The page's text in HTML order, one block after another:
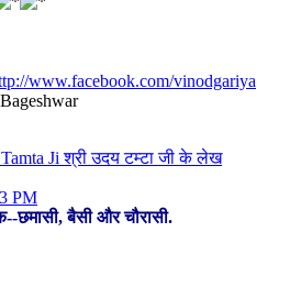
www.facebook.com/vinodgariya
Ji श्री उदय टम्टा जी के लेख
PM
छमासी, बैसी और चौरासी.